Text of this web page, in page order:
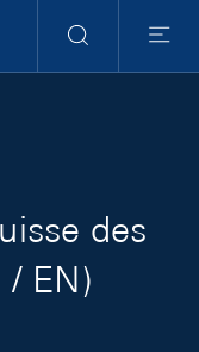
Ricerca
Menu
des
/ EN)